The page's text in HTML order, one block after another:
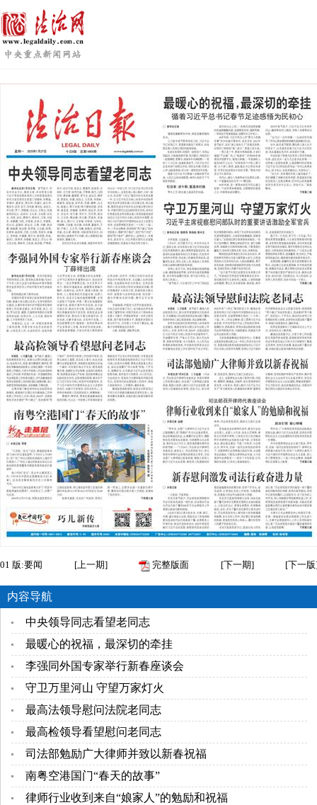
01 版:要闻 [上一期] 完整版面 [下一期] [下一版
内容导航
中央领导同志看望老同志
最暖心的祝福，最深切的牵挂
李强同外国专家举行新春座谈会
守卫万里河山 守望万家灯火
最高法领导慰问法院老同志
最高检领导看望慰问老同志
司法部勉励广大律师并致以新春祝福
南粤空港国门“春天的故事”
律师行业收到来自“娘家人”的勉励和祝福